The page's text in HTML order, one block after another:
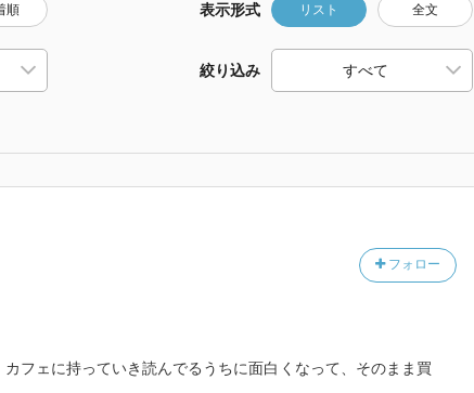
順 表示形式 リスト 全文
絞り込み
フォロー
フェに持っていき読んでるうちに面白くなって、そのまま買